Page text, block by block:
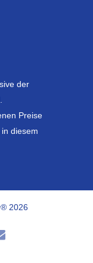
der
Preise
diesem
2026